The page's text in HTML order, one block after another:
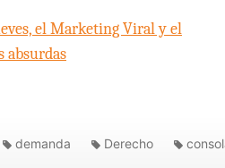
el Marketing Viral y el
absurdas
demanda Derecho